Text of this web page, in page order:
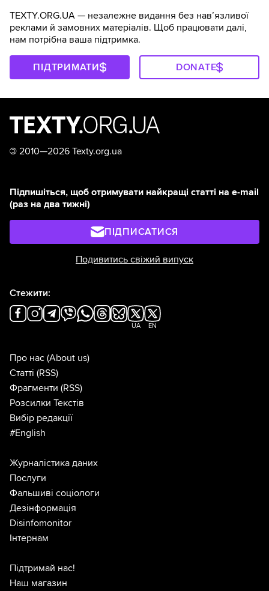
TEXTY.ORG.UA — незалежне видання без навʼязливої
реклами й замовних матеріалів. Щоб працювати далі,
нам потрібна ваша підтримка.
ПІДТРИМАТИ DONATE
© 2010—2026 Texty.org.ua
Підпишіться, щоб отримувати найкращі статті на e-mail
(раз на два тижні)
ПІДПИСАТИСЯ
Подивитись свіжий випуск
Стежити:
UA EN
Про нас (About us)
Статті (RSS)
Фрагменти (RSS)
Розсилки Текстів
Вибір редакції
#English
Журналістика даних
Послуги
Фальшиві соціологи
Дезінформація
Disinfomonitor
Інтернам
Підтримай нас!
Наш магазин